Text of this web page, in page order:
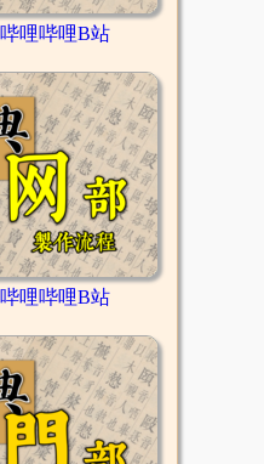
哔哩哔哩B站
哔哩哔哩B站